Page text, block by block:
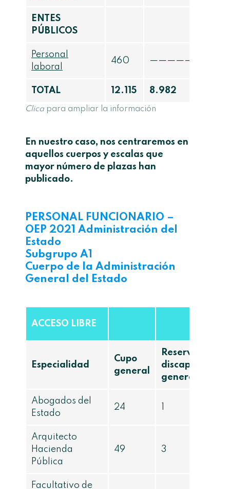
ENTES
PÚBLICOS
Personal
laboral
460 ——————-
TOTAL 12.115 8.982
Clica para ampliar la información
En nuestro caso, nos centraremos en
aquellos cuerpos y escalas que
mayor número de plazas han
publicado.
PERSONAL FUNCIONARIO –
OEP 2021 Administración del
Estado
Subgrupo A1
Cuerpo de la Administración
General del Estado
ACCESO LIBRE
Especialidad
Cupo
general
Reserva
discapacidad
general
Abogados del
Estado
24
Arquitecto
Hacienda
Pública
49 3
Facultativo de